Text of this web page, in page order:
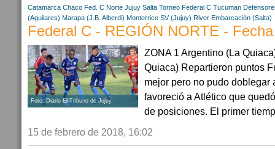
Catamarca Chaco Fed. C Norte Jujuy Salta Torneo Federal C Tucuman
(Aguilares) Marapa (J.B. Alberdi) Monterrico SV (Jujuy) River Embarcación (Salta)
Federal C - REGIÓN NORTE -
Foto: Diario El Tribuno de Jujuy.
ZONA 1 Argentino (La
Quiaca) Repartieron puntos
mejor pero no pudo doblegar
favoreció a Atlético que
de posiciones. El primer
15 de febrero de 2018, 16:02